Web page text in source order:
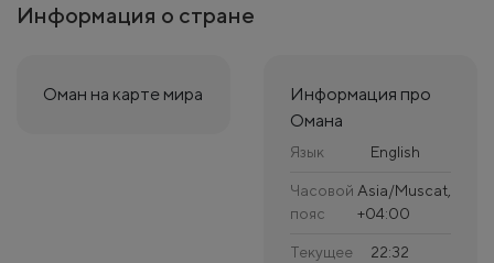
Информация о стране
Оман на карте мира
Информация про
Омана
Язык English
Часовой
пояс
Asia/Muscat,
+04:00
Текущее
22:32